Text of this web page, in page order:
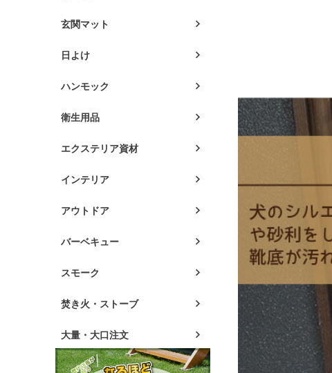
玄関マット
日よけ
ハンモック
衛生用品
エクステリア資材
インテリア
アウトドア
バーベキュー
スモーク
焚き火・ストーブ
大量・大口注文